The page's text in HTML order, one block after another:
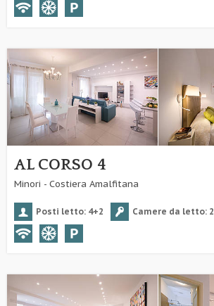
AL CORSO 4
Minori - Costiera Amalfitana
Posti letto: 4+2 Camere da letto: 2